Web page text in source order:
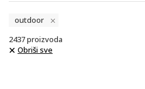
outdoor
2437proizvoda
Obriši sve